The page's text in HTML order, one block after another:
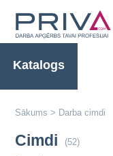
Katalogs
Sākums > Darba cimdi
Cimdi
(52)